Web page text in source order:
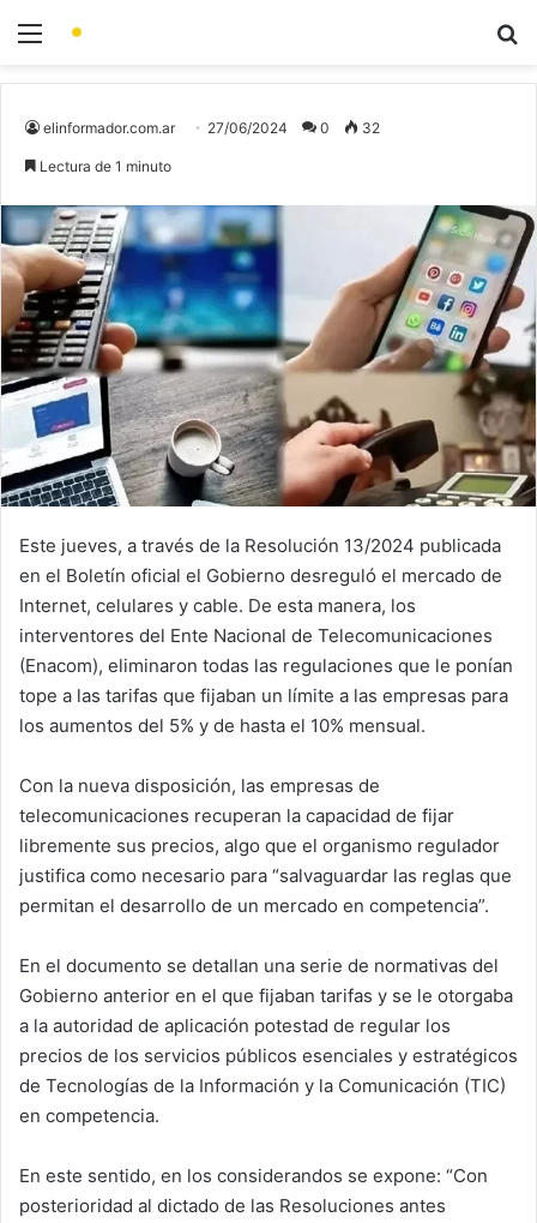
elinformador.com.ar 27/06/2024 0 32
Lectura de 1 minuto
Este jueves, a través de la Resolución 13/2024 publicada
en el Boletín oficial el Gobierno desreguló el mercado de
Internet, celulares y cable. De esta manera, los
interventores del Ente Nacional de Telecomunicaciones
(Enacom), eliminaron todas las regulaciones que le ponían
tope a las tarifas que fijaban un límite a las empresas para
los aumentos del 5% y de hasta el 10% mensual.
Con la nueva disposición, las empresas de
telecomunicaciones recuperan la capacidad de fijar
libremente sus precios, algo que el organismo regulador
justifica como necesario para “salvaguardar las reglas que
permitan el desarrollo de un mercado en competencia”.
En el documento se detallan una serie de normativas del
Gobierno anterior en el que fijaban tarifas y se le otorgaba
a la autoridad de aplicación potestad de regular los
precios de los servicios públicos esenciales y estratégicos
de Tecnologías de la Información y la Comunicación (TIC)
en competencia.
En este sentido, en los considerandos se expone: “Con
posterioridad al dictado de las Resoluciones antes